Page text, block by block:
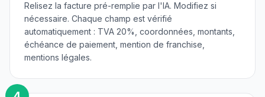
Relisez la facture pré-remplie par l'IA. Modifiez si
nécessaire. Chaque champ est vérifié
automatiquement : TVA 20%, coordonnées, montants,
échéance de paiement, mention de franchise,
mentions légales.